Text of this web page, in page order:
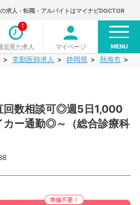
求人・転職・アルバイトはマイナビDOCTOR
近見た求人
1
マイページ MENU
常勤医師求人 静岡県 熱海市
回数相談可◎週5日1,000
カー通勤◎～（総合診療科